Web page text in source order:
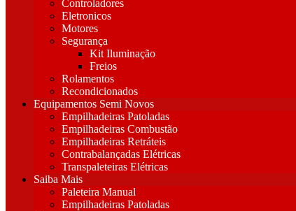
Controladores
Eletronicos
Motores
Segurança
Kit Iluminação
Freios
Rolamentos
Recondicionados
Equipamentos Semi Novos
Empilhadeiras Patoladas
Empilhadeiras Combustão
Empilhadeiras Retráteis
Contrabalançadas Elétricas
Transpaleteiras Elétricas
Saiba Mais
Paleteira Manual
Empilhadeiras Patoladas